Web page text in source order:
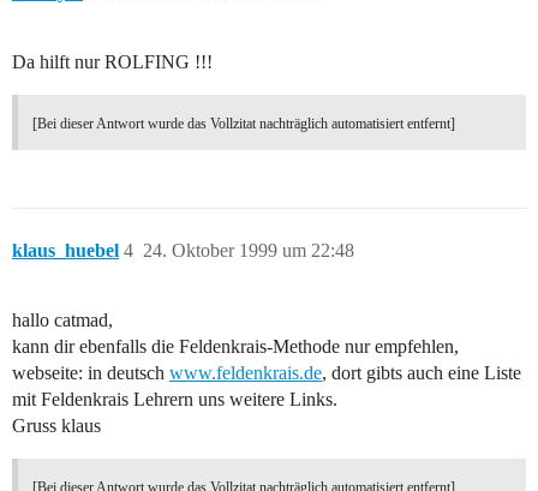
Da hilft nur ROLFING !!!
[Bei dieser Antwort wurde das Vollzitat nachträglich automatisiert entfernt]
klaus_huebel 24. Oktober 1999 um 22:48
4
hallo catmad,
kann dir ebenfalls die Feldenkrais-Methode nur empfehlen,
webseite: in deutsch www.feldenkrais.de, dort gibts auch eine Liste
mit Feldenkrais Lehrern uns weitere Links.
Gruss klaus
[Bei dieser Antwort wurde das Vollzitat nachträglich automatisiert entfernt]